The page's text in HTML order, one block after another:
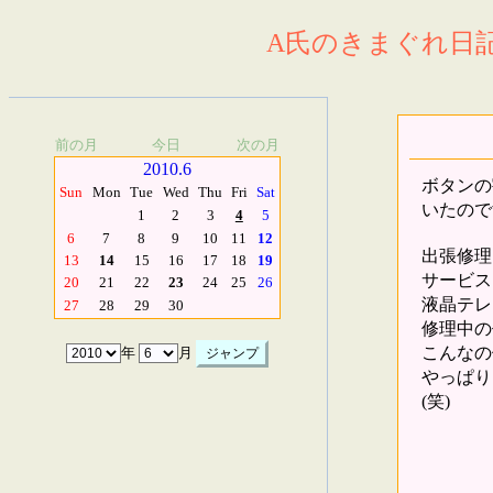
A氏のきまぐれ日
前の月 今日 次の月
2010.6
Sun Mon Tue Wed Thu Fri Sat
1
2 3 4
5
6
7 8 9 10 11
12
13
14 15 16 17 18
19
20
21 22 23 24 25
26
27
28 29 30
年 月
ボタン
いたの
出張修
サービ
液晶テ
修理中
こんな
やっぱ
(笑)